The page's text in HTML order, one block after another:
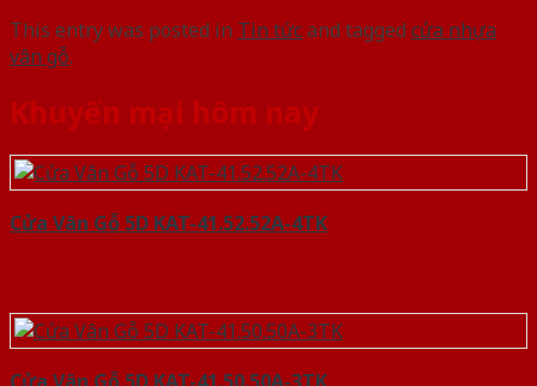
This entry was posted in Tin tứcand tagged cửa nhựa
vân gỗ.
Khuyến mại hôm nay
Cửa Vân Gỗ 5D KAT-41.52.52A-4TK